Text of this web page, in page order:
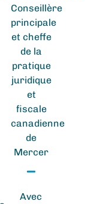
Conseillère
principale
et cheffe
de la
pratique
juridique
et
fiscale
canadienne
de
Mercer
Avec